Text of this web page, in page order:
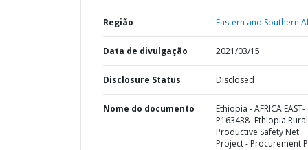
Região Eastern and Southern
Data de divulgação 2021/03/15
Disclosure Status Disclosed
Nome do documento
Ethiopia - AFRICA EAST-
P163438- Ethiopia Rural
Productive Safety Net
Project - Procurement